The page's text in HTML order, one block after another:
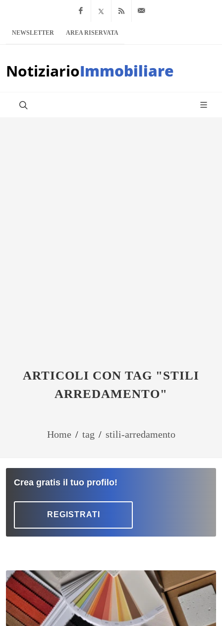
Facebook
x.com Feed RSS
NEWSLETTER AREA RISERVATA
NotiziarioImmobiliare
ARTICOLI CON TAG "STILI
ARREDAMENTO"
Home / tag / stili-arredamento
Crea gratis il tuo profilo!
REGISTRATI